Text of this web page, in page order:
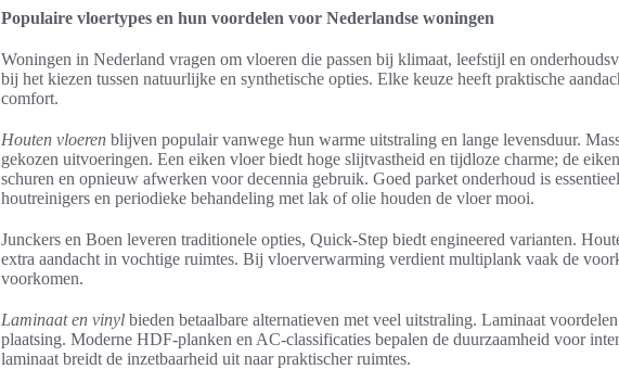
Populaire vloertypes en hun voordelen voor Nederlandse woningen
Woningen in Nederland vragen om vloeren die passen bij klimaat, leefstijl en
bij het kiezen tussen natuurlijke en synthetische opties. Elke keuze heeft praktische
comfort.
Houten vloeren blijven populair vanwege hun warme uitstraling en lange levensduur.
gekozen uitvoeringen. Een eiken vloer biedt hoge slijtvastheid en tijdloze charme; de
schuren en opnieuw afwerken voor decennia gebruik. Goed parket onderhoud is
houtreinigers en periodieke behandeling met lak of olie houden de vloer mooi.
Junckers en Boen leveren traditionele opties, Quick-Step biedt engineered varianten.
extra aandacht in vochtige ruimtes. Bij vloerverwarming verdient multiplank vaak de
voorkomen.
Laminaat en vinyl bieden betaalbare alternatieven met veel uitstraling. Laminaat
plaatsing. Moderne HDF-planken en AC-classificaties bepalen de duurzaamheid voor
laminaat breidt de inzetbaarheid uit naar praktischer ruimtes.